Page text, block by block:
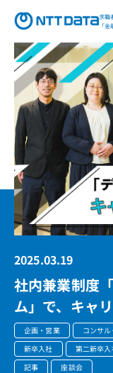
求職
「
2025.03.19
社内兼業制度
ム」で、キャ
企画・営業 コンサ
新卒入社
第二新卒入
記事
座談会